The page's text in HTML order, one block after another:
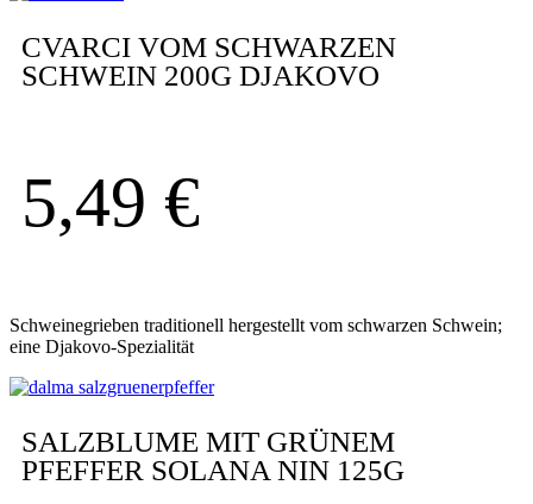
CVARCI VOM SCHWARZEN
SCHWEIN 200G DJAKOVO
5,49 €
Schweinegrieben traditionell hergestellt vom schwarzen Schwein;
eine Djakovo-Spezialität
SALZBLUME MIT GRÜNEM
PFEFFER SOLANA NIN 125G